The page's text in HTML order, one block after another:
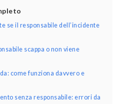
se il responsabile dell’incidente
scappa o non viene
come funziona davvero e
senza responsabile: errori da